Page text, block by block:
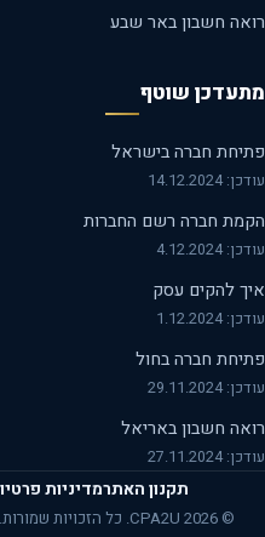
חשבון באר שבע
שוטף
חברה בישראל
חברה רשם החברות
להקים עסק
חברה בחול
חשבון באריאל
תקנון האתרמדיניות פרטיות
© 2026 CPA2U. כל הזכויות שמורות. אין להעתיק תכנים מהאתר ללא אישור.